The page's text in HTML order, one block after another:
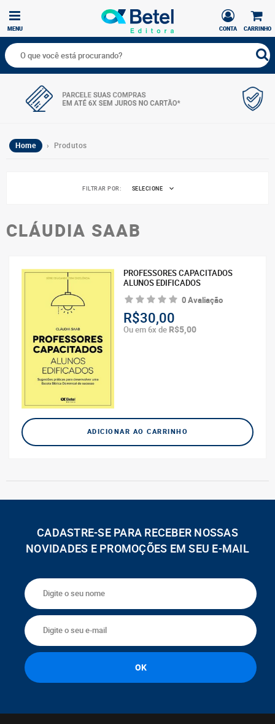
CARRINHO
CONTA
MENU
Home › Produtos
FILTRAR POR: SELECIONE
CLÁUDIA SAAB
PROFESSORES CAPACITADOS
ALUNOS EDIFICADOS
0 Avaliação
R$30,00
Ou em 6x de R$5,00
ADICIONAR AO CARRINHO
CADASTRE-SE PARA RECEBER NOSSAS
NOVIDADES E PROMOÇÕES EM SEU E-MAIL